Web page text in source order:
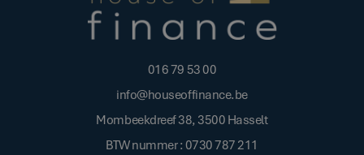
016 79 53 00
info@houseoffinance.be
Mombeekdreef 38, 3500 Hasselt
BTW nummer : 0730 787 211